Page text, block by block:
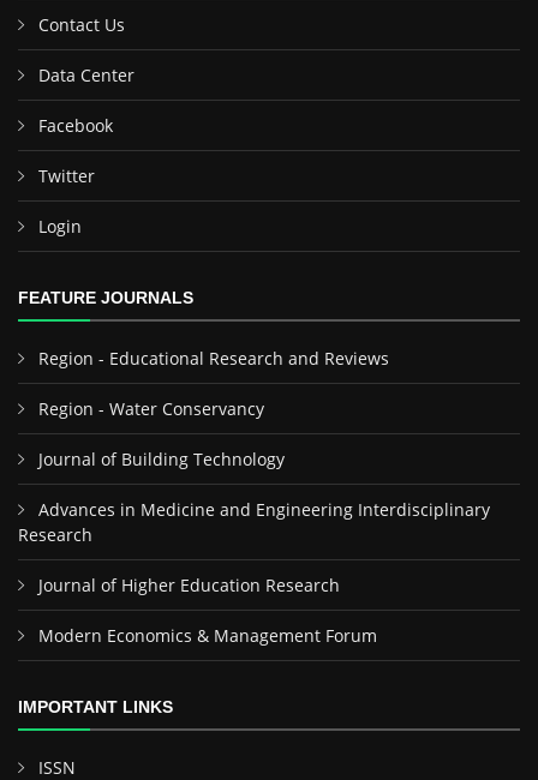
Contact Us
Data Center
Facebook
Twitter
Login
FEATURE JOURNALS
Region - Educational Research and Reviews
Region - Water Conservancy
Journal of Building Technology
Advances in Medicine and Engineering Interdisciplinary
Research
Journal of Higher Education Research
Modern Economics & Management Forum
IMPORTANT LINKS
ISSN